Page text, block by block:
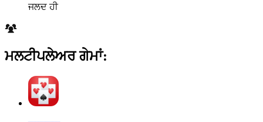
ਜਲਦ ਹੀ
ਮਲਟੀਪਲੇਅਰ ਗੇਮਾਂ: